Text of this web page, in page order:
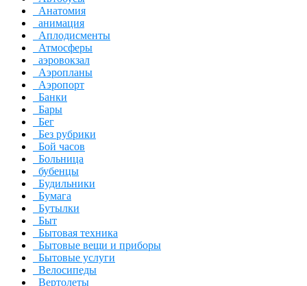
Анатомия
анимация
Аплодисменты
Атмосферы
аэровокзал
Аэропланы
Аэропорт
Банки
Бары
Бег
Без рубрики
Бой часов
Больница
бубенцы
Будильники
Бумага
Бутылки
Быт
Бытовая техника
Бытовые вещи и приборы
Бытовые услуги
Велосипеды
Вертолеты